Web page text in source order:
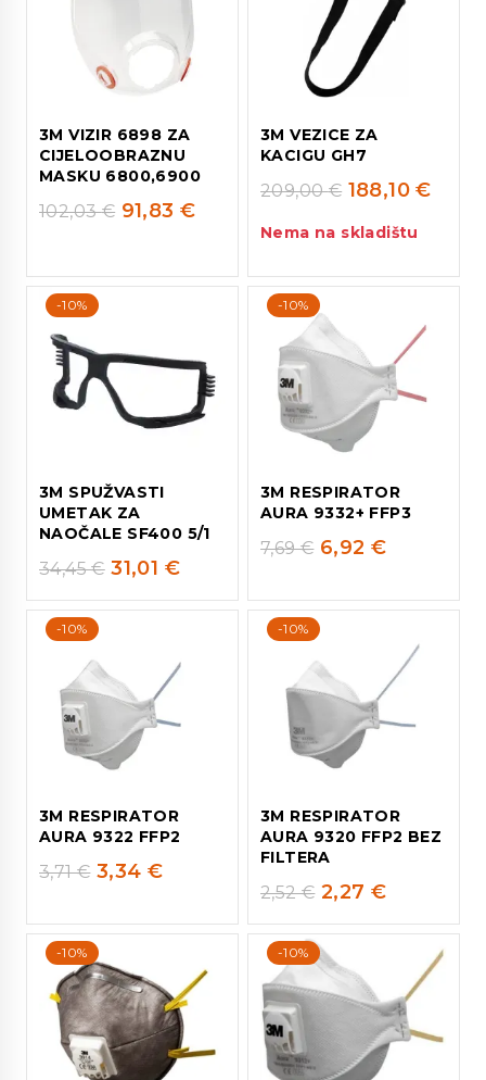
3M VIZIR 6898 ZA
CIJELOOBRAZNU
MASKU 6800,6900
102,03€ 91,83€
3M VEZICE ZA
KACIGU GH7
209,00€ 188,10€
Nema na skladištu
-10%
3M SPUŽVASTI
UMETAK ZA
NAOČALE SF400 5/1
34,45€ 31,01 €
-10%
3M RESPIRATOR
AURA 9332+ FFP3
7,69€ 6,92 €
-10%
3M RESPIRATOR
AURA 9322 FFP2
3,71€ 3,34 €
-10%
3M RESPIRATOR
AURA 9320 FFP2 BEZ
FILTERA
2,52€ 2,27 €
-10% -10%